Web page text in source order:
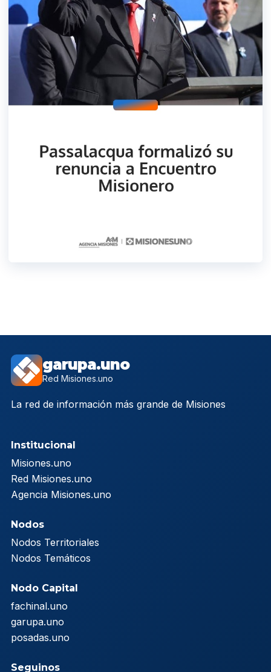
garupa.uno
Red Misiones.uno
La red de información más grande de Misiones
Institucional
Misiones.uno
Red Misiones.uno
Agencia Misiones.uno
Nodos
Nodos Territoriales
Nodos Temáticos
Nodo Capital
fachinal.uno
garupa.uno
posadas.uno
Seguinos